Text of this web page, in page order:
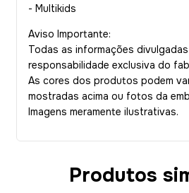
- Multikids
Aviso Importante:
Todas as informações
responsabilidade exclusiva do
As cores dos produtos podem
mostradas acima ou fotos da
Imagens meramente ilustrativas.
Produtos